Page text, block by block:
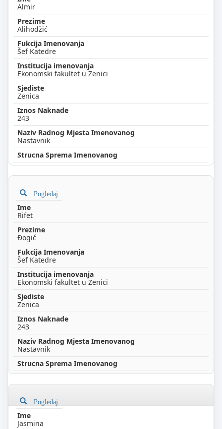
Almir
Alihodžić
Šef Katedre
Ekonomski fakultet u Zenici
Zenica
243
Nastavnik
Pogledaj
Rifet
Đogić
Šef Katedre
Ekonomski fakultet u Zenici
Zenica
243
Nastavnik
Pogledaj
Jasmina